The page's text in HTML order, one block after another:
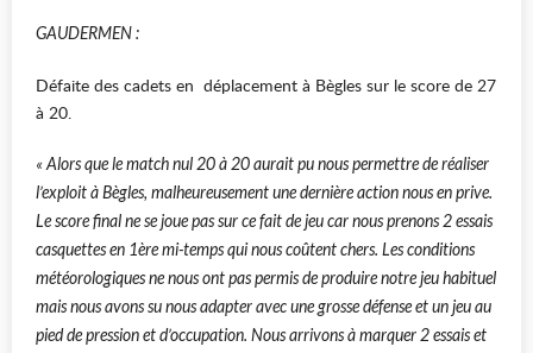
GAUDERMEN :
Défaite des cadets en déplacement à Bègles sur le score de 27
à 20.
« Alors que le match nul 20 à 20 aurait pu nous permettre de réaliser
l’exploit à Bègles, malheureusement une dernière action nous en prive.
Le score final ne se joue pas sur ce fait de jeu car nous prenons 2 essais
casquettes en 1ère mi-temps qui nous coûtent chers. Les conditions
météorologiques ne nous ont pas permis de produire notre jeu habituel
mais nous avons su nous adapter avec une grosse défense et un jeu au
pied de pression et d’occupation. Nous arrivons à marquer 2 essais et